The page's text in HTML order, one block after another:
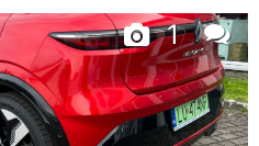
1